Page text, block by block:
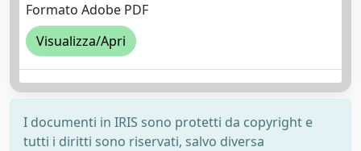
Formato Adobe PDF
Visualizza/Apri
I documenti in IRIS sono protetti da copyright e
tutti i diritti sono riservati, salvo diversa